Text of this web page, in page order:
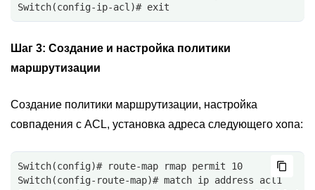
Switch(config-ip-acl)# exit
Шаг 3: Создание и настройка политики
маршрутизации
Создание политики маршрутизации, настройка
совпадения с ACL, установка адреса следующего хопа:
Switch(config)# route-map rmap permit 10
Switch(config-route-map)# match ip address acl1